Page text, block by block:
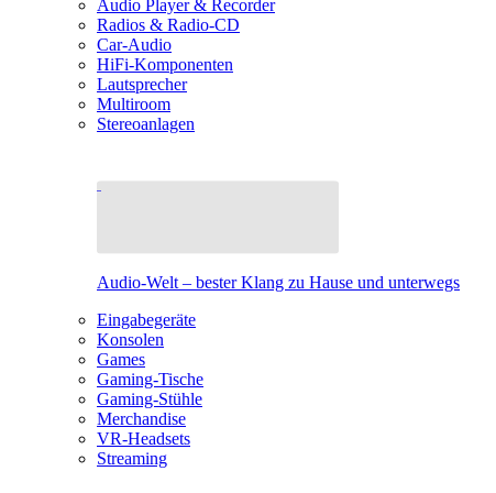
Audio Player & Recorder
Radios & Radio-CD
Car-Audio
HiFi-Komponenten
Lautsprecher
Multiroom
Stereoanlagen
Audio-Welt – bester Klang zu Hause und unterwegs
Eingabegeräte
Konsolen
Games
Gaming-Tische
Gaming-Stühle
Merchandise
VR-Headsets
Streaming